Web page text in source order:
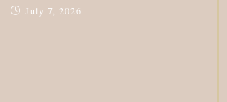
July 7, 2026